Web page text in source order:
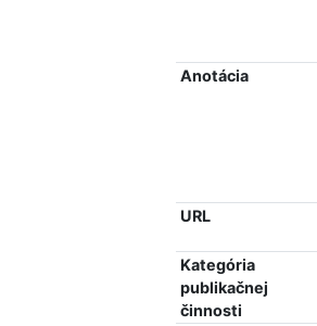
Anotácia
URL
Kategória
publikačnej
činnosti